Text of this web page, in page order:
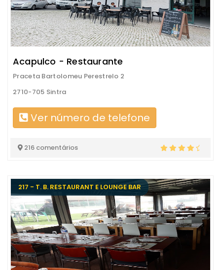
Acapulco - Restaurante
Praceta Bartolomeu Perestrelo 2
2710-705 Sintra
Ver número de telefone
216 comentários
217 - T. B. RESTAURANT E LOUNGE BAR